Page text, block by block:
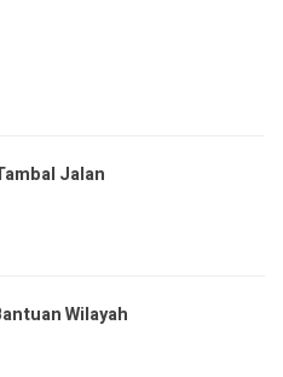
Jalan
Wilayah